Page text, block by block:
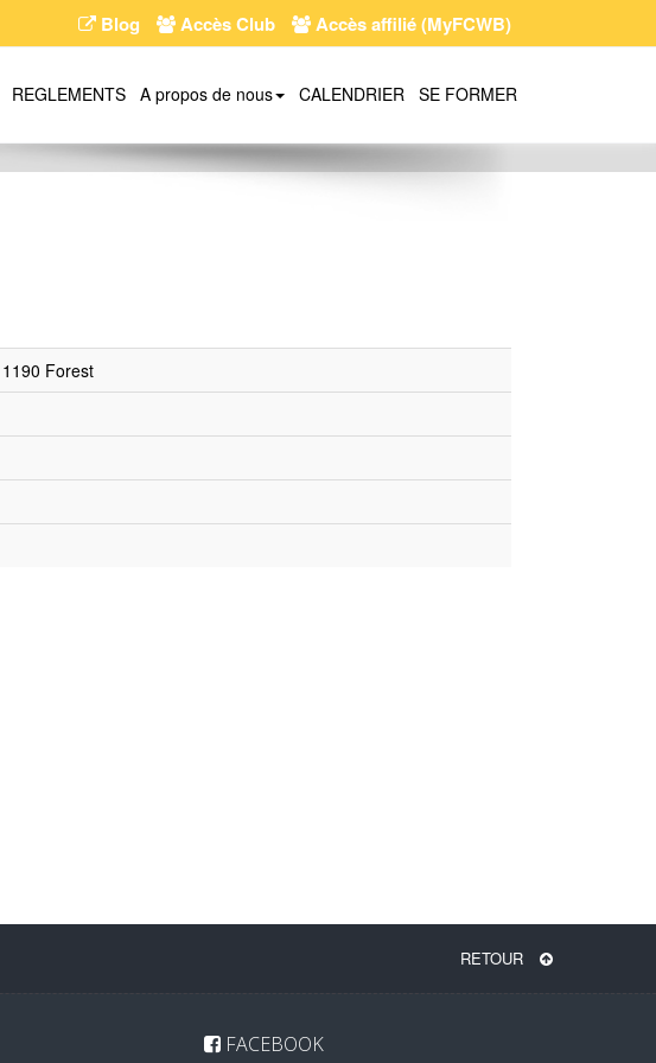
Blog Accès Club Accès affilié (MyFCWB)
REGLEMENTS A propos de nous CALENDRIER SE FORMER
Forest
RETOUR
FACEBOOK